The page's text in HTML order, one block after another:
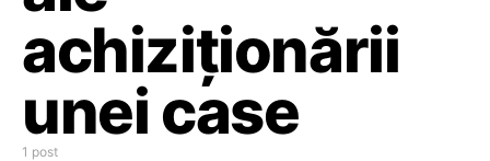
achiziționării
unei case
1 post